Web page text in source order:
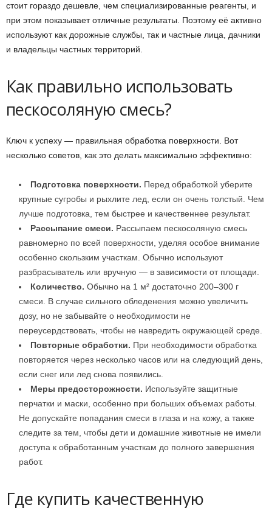
стоит гораздо дешевле, чем специализированные реагенты, и
при этом показывает отличные результаты. Поэтому её активно
используют как дорожные службы, так и частные лица, дачники
и владельцы частных территорий.
Как правильно использовать
пескосоляную смесь?
Ключ к успеху — правильная обработка поверхности. Вот
несколько советов, как это делать максимально эффективно:
Подготовка поверхности. Перед обработкой уберите
крупные сугробы и рыхлите лед, если он очень толстый. Чем
лучше подготовка, тем быстрее и качественнее результат.
Рассыпание смеси. Рассыпаем пескосоляную смесь
равномерно по всей поверхности, уделяя особое внимание
особенно скользким участкам. Обычно используют
разбрасыватель или вручную — в зависимости от площади.
Количество. Обычно на 1 м² достаточно 200–300 г
смеси. В случае сильного обледенения можно увеличить
дозу, но не забывайте о необходимости не
переусердствовать, чтобы не навредить окружающей среде.
Повторные обработки. При необходимости обработка
повторяется через несколько часов или на следующий день,
если снег или лед снова появились.
Меры предосторожности. Используйте защитные
перчатки и маски, особенно при больших объемах работы.
Не допускайте попадания смеси в глаза и на кожу, а также
следите за тем, чтобы дети и домашние животные не имели
доступа к обработанным участкам до полного завершения
работ.
Где купить качественную